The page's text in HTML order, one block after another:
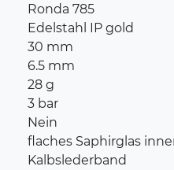
Ronda 785
Edelstahl IP gold
30 mm
6.5 mm
28 g
3 bar
Nein
flaches Saphirglas
Kalbslederband